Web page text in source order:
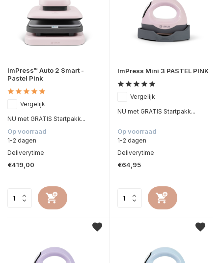
ImPress™ Auto 2 Smart -
Pastel Pink
Vergelijk
NU met GRATIS Startpakk...
Op voorraad
1-2 dagen
Deliverytime
€419,00
ImPress Mini 3 PASTEL PINK
Vergelijk
NU met GRATIS Startpakk...
Op voorraad
1-2 dagen
Deliverytime
€64,95